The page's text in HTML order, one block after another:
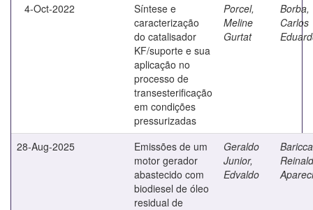
4-Oct-2022
Síntese e
caracterização
do catalisador
KF/suporte e sua
aplicação no
processo de
transesterificação
em condições
pressurizadas
Porcel,
Meline
Gurtat
Borba,
Carlos
28-Aug-2025
Emissões de um
motor gerador
abastecido com
biodiesel de óleo
residual de
Geraldo
Junior,
Edvaldo